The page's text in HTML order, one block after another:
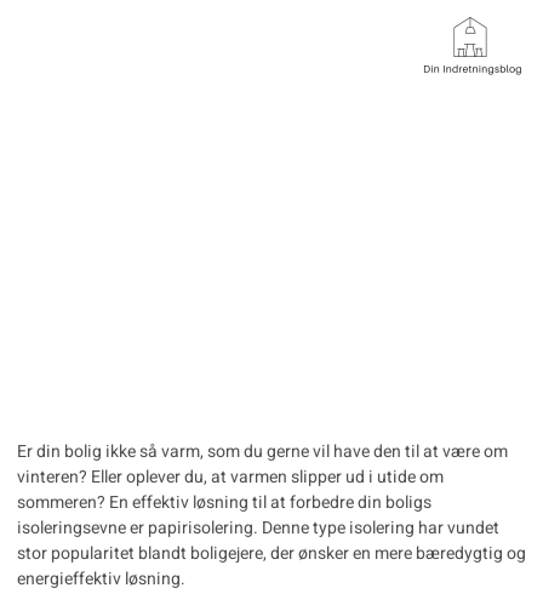
Er din bolig ikke så varm, som du gerne vil have den til at være om
vinteren? Eller oplever du, at varmen slipper ud i utide om
sommeren? En effektiv løsning til at forbedre din boligs
isoleringsevne er papirisolering. Denne type isolering har vundet
stor popularitet blandt boligejere, der ønsker en mere bæredygtig og
energieffektiv løsning.